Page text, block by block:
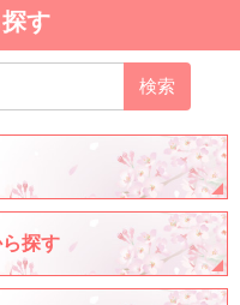
す
検索
探す